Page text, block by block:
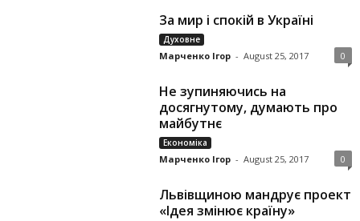
За мир і спокій в Україні
Духовне
Марченко Ігор - August 25, 2017 0
Не зупиняючись на
досягнутому, думають про
майбутнє
Економіка
Марченко Ігор - August 25, 2017 0
Львівщиною мандрує проект
«Ідея змінює країну»